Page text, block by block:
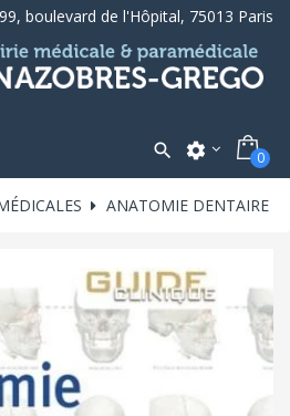
99, boulevard de l'Hôpital, 75013 Paris
 settings 0
ANATOMIE DENTAIRE